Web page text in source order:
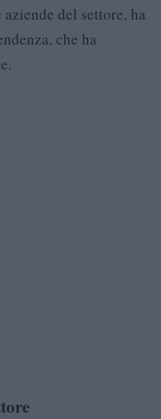
del settore, ha
che ha